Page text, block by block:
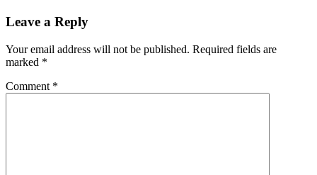
Leave a Reply
Your email address will not be published. Required fields are
marked *
Comment *